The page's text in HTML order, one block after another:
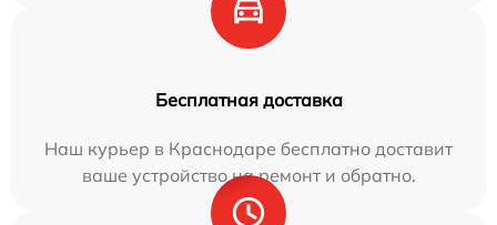
Бесплатная доставка
Наш курьер в Краснодаре бесплатно доставит
ваше устройство на ремонт и обратно.